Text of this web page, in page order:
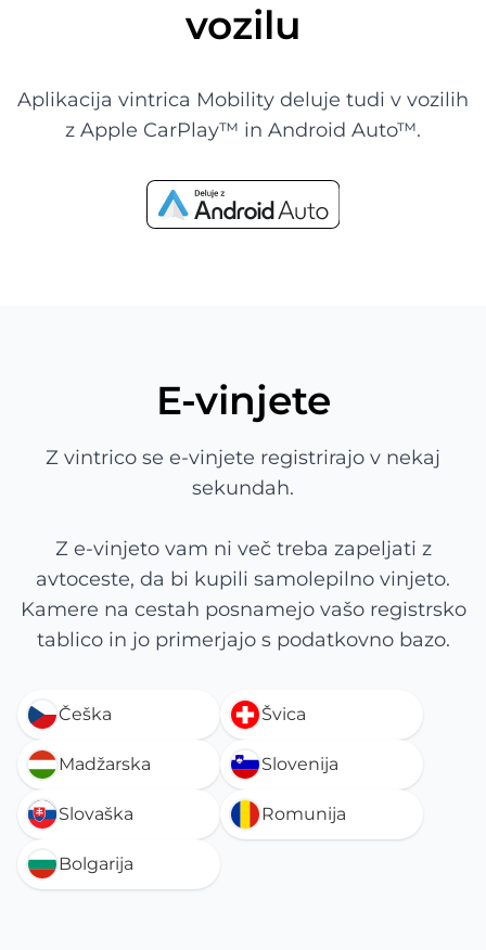
vozilu
Aplikacija vintrica Mobility deluje tudi v vozilih
z Apple CarPlay™ in Android Auto™.
E-vinjete
Z vintrico se e-vinjete registrirajo v nekaj
sekundah.
Z e-vinjeto vam ni več treba zapeljati z
avtoceste, da bi kupili samolepilno vinjeto.
Kamere na cestah posnamejo vašo registrsko
tablico in jo primerjajo s podatkovno bazo.
Češka Švica
Madžarska Slovenija
Slovaška Romunija
Bolgarija